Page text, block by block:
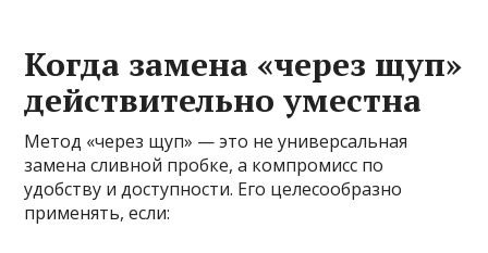
Когда замена «через щуп»
действительно уместна
Метод «через щуп» — это не универсальная
замена сливной пробке, а компромисс по
удобству и доступности. Его целесообразно
применять, если: